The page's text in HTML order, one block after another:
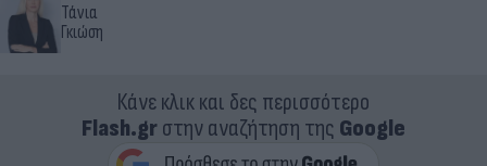
Τάνια
Γκιώση
Κάνε κλικ και δες περισσότερο
Flash.grστην αναζήτηση της Google